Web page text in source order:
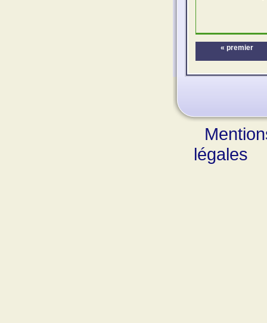
« premier
légales